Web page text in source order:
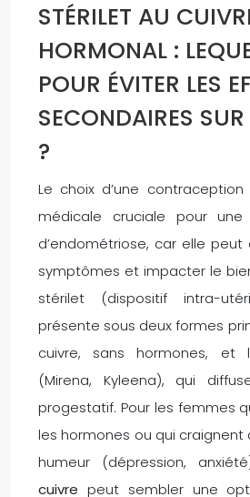
STÉRILET AU
HORMONAL :
POUR ÉVITER LES
SECONDAIRES SUR
?
Le choix d’une
médicale cruciale pour
d’endométriose, car elle
symptômes et impacter le
stérilet (dispositif intra-
présente sous deux formes
cuivre, sans hormones, et
(Mirena, Kyleena), qui
progestatif. Pour les femmes
les hormones ou qui craignent
humeur (dépression,
cuivre peut sembler une